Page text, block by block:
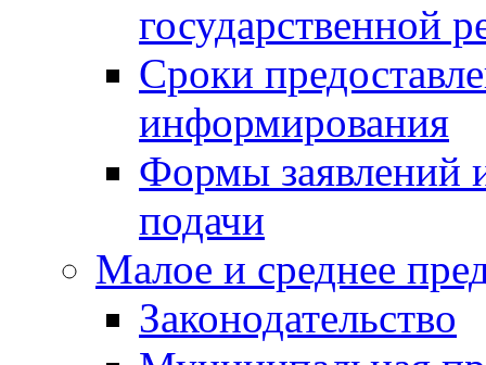
государственной
Сроки
информирования
Формы заявлений
подачи
Малое и среднее
Законодательство